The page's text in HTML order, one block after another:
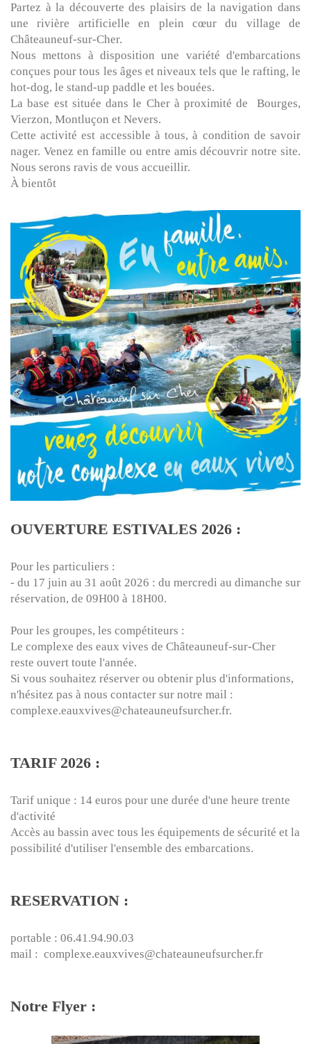
Partez à la découverte des plaisirs de la navigation dans
une rivière artificielle en plein cœur du village de
Châteauneuf-sur-Cher.
Nous mettons à disposition une variété d'embarcations
conçues pour tous les âges et niveaux tels que le rafting, le
hot-dog, le stand-up paddle et les bouées.
La base est située dans le Cher à proximité de Bourges,
Vierzon, Montluçon et Nevers.
Cette activité est accessible à tous, à condition de savoir
nager. Venez en famille ou entre amis découvrir notre site.
Nous serons ravis de vous accueillir.
À bientôt
OUVERTURE ESTIVALES 2026 :
Pour les particuliers :
- du 17 juin au 31 août 2026 : du mercredi au dimanche sur
réservation, de 09H00 à 18H00.
Pour les groupes, les compétiteurs :
Le complexe des eaux vives de Châteauneuf-sur-Cher
reste ouvert toute l'année.
Si vous souhaitez réserver ou obtenir plus d'informations,
n'hésitez pas à nous contacter sur notre mail :
complexe.eauxvives@chateauneufsurcher.fr.
TARIF 2026 :
Tarif unique : 14 euros pour une durée d'une heure trente
d'activité
Accès au bassin avec tous les équipements de sécurité et la
possibilité d'utiliser l'ensemble des embarcations.
RESERVATION :
portable : 06.41.94.90.03
mail : complexe.eauxvives@chateauneufsurcher.fr
Notre Flyer :